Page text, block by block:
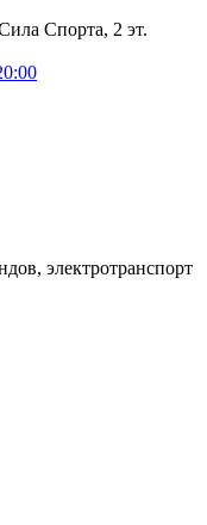
Спорта, 2 эт.
электротранспорт